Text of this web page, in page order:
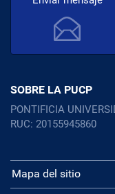
SOBRE LA PUCP
PONTIFICIA
RUC: 20155945860
Mapa del sitio